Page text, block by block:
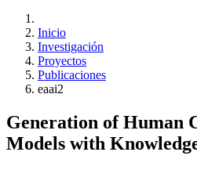
Inicio
Investigación
Proyectos
Publicaciones
eaai2
Generation of Human
Models with